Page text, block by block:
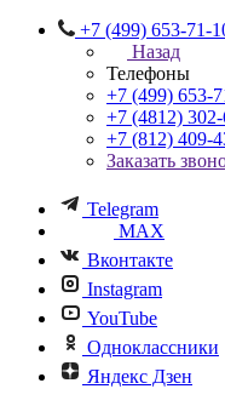
+7 (499) 653-71-
Назад
Телефоны
+7 (499) 653-
+7 (4812)
+7 (812) 409-
Заказать
Telegram
MAX
Вконтакте
Instagram
YouTube
Одноклассники
Яндекс Дзен